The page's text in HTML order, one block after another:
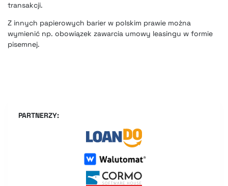
transakcji.
Z innych papierowych barier w polskim prawie można
wymienić np. obowiązek zawarcia umowy leasingu w formie
pisemnej.
PARTNERZY: